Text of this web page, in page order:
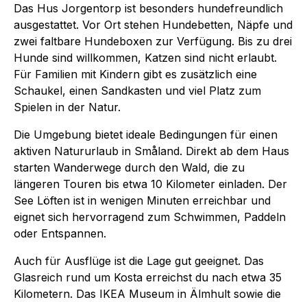
Das Hus Jorgentorp ist besonders hundefreundlich
ausgestattet. Vor Ort stehen Hundebetten, Näpfe und
zwei faltbare Hundeboxen zur Verfügung. Bis zu drei
Hunde sind willkommen, Katzen sind nicht erlaubt.
Für Familien mit Kindern gibt es zusätzlich eine
Schaukel, einen Sandkasten und viel Platz zum
Spielen in der Natur.
Die Umgebung bietet ideale Bedingungen für einen
aktiven Natururlaub in Småland. Direkt ab dem Haus
starten Wanderwege durch den Wald, die zu
längeren Touren bis etwa 10 Kilometer einladen. Der
See Löften ist in wenigen Minuten erreichbar und
eignet sich hervorragend zum Schwimmen, Paddeln
oder Entspannen.
Auch für Ausflüge ist die Lage gut geeignet. Das
Glasreich rund um Kosta erreichst du nach etwa 35
Kilometern. Das IKEA Museum in Älmhult sowie die